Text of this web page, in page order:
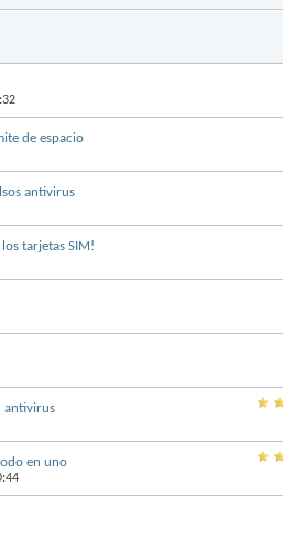
de espacio
antivirus
tarjetas SIM!
antivirus
en uno